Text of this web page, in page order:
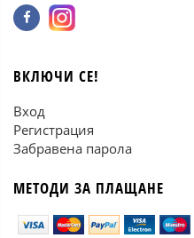
ВКЛЮЧИ СЕ!
Вход
Регистрация
Забравена парола
МЕТОДИ ЗА ПЛАЩАНЕ